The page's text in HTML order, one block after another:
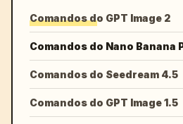
Comandos do GPT Image 2
Comandos do Nano Banana
Comandos do Seedream 4.5
Comandos do GPT Image 1.5